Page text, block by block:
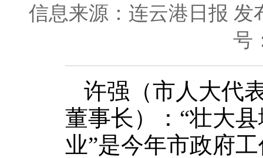
信息来源：连云港日报 发
号
许强（市人大代
董事长）：“壮大
业”是今年市政府